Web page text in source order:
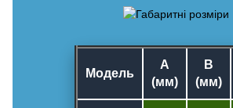
Модель
A
(мм)
B
(мм)